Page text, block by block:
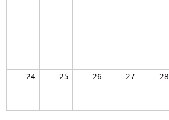
24
25 26 27 28